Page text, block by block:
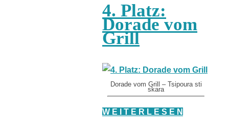
4. Platz:
Dorade vom
Grill
Dorade vom Grill – Tsipoura sti
skara
W E I T E R L E S E N